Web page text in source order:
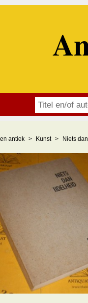
antiek Kunst Niets